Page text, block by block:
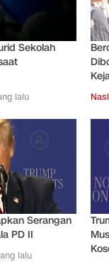
Sekolah
lalu
Serangan
PD II
lalu